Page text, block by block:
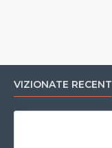
VIZIONATE RECENT